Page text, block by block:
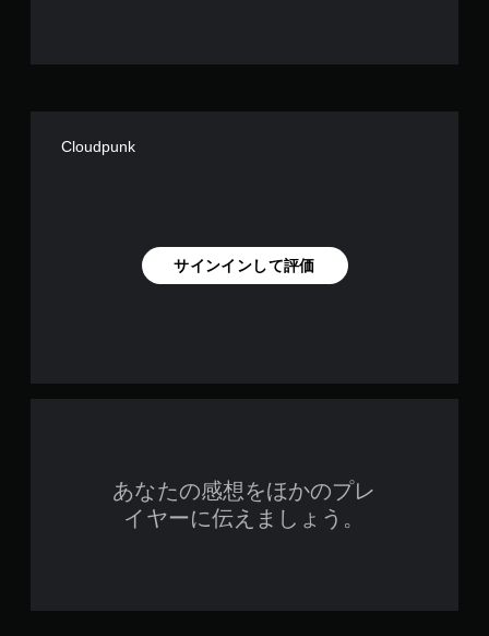
Cloudpunk
サインインして評価
あなたの感想をほかのプレ
イヤーに伝えましょう。